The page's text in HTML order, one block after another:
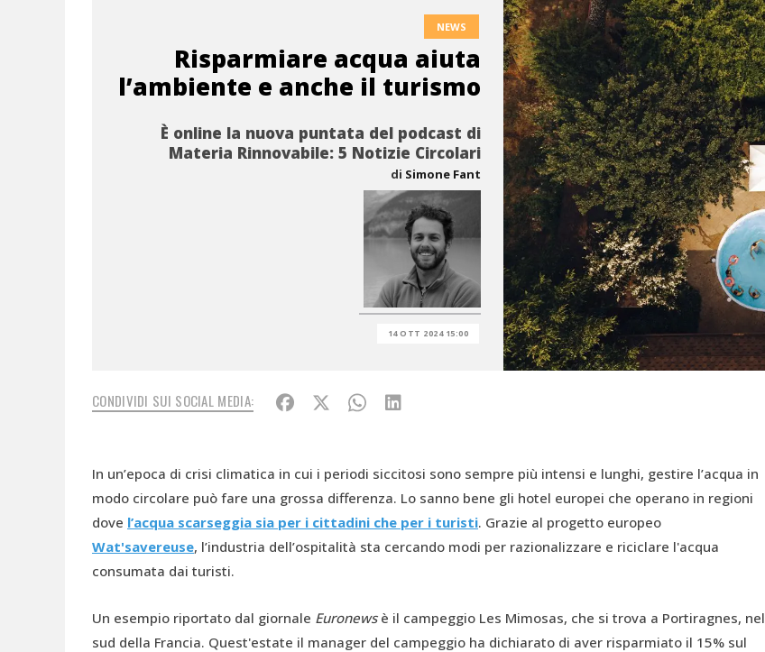
NEWS
Risparmiare acqua aiuta
l’ambiente e anche il turismo
È online la nuova puntata del podcast di
Materia Rinnovabile: 5 Notizie Circolari
di Simone Fant
14 OTT 2024 15:00
CONDIVIDI SUI SOCIAL MEDIA:
In un’epoca di crisi climatica in cui i periodi siccitosi sono sempre più intensi e lunghi, gestire l’acqua in
modo circolare può fare una grossa differenza. Lo sanno bene gli hotel europei che operano in regioni
dove l’acqua scarseggia sia per i cittadini che per i turisti. Grazie al progetto europeo
Wat'savereuse, l’industria dell’ospitalità sta cercando modi per razionalizzare e riciclare l'acqua
consumata dai turisti.
Un esempio riportato dal giornale Euronewsè il campeggio Les Mimosas, che si trova a Portiragnes, nel
sud della Francia. Quest'estate il manager del campeggio ha dichiarato di aver risparmiato il 15% sul